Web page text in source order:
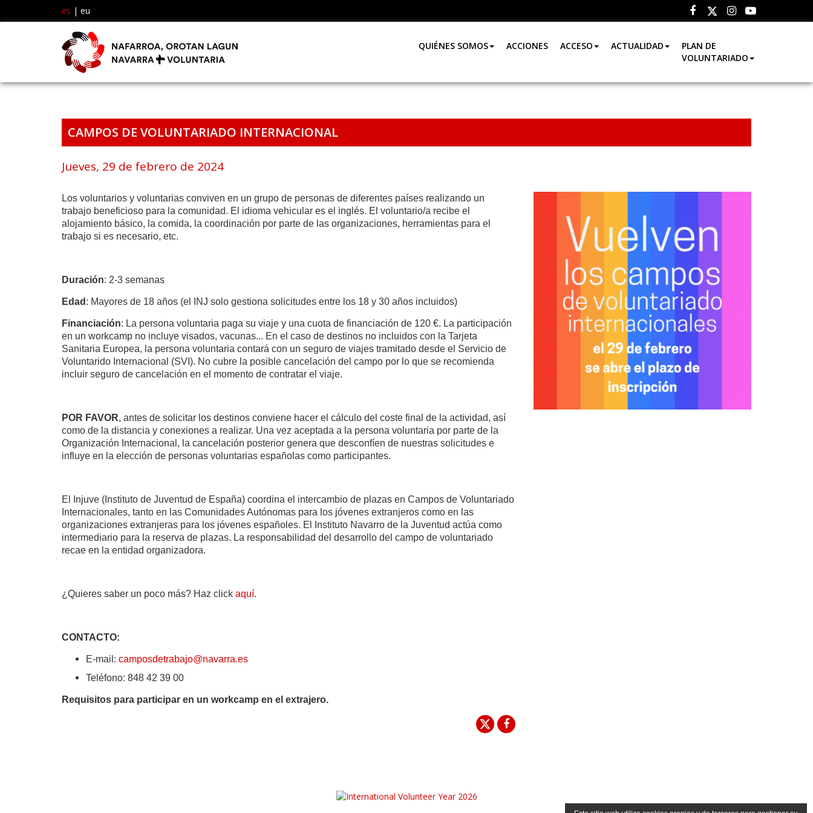
es | eu
Facebook
Twitter
Instagram
Youtube
QUIÉNES SOMOS ACCIONES ACCESO ACTUALIDAD
PLAN DE
VOLUNTARIADO
CAMPOS DE VOLUNTARIADO INTERNACIONAL
Jueves, 29 de febrero de 2024
Los voluntarios y voluntarias conviven en un grupo de personas de diferentes países realizando un
trabajo beneficioso para la comunidad. El idioma vehicular es el inglés. El voluntario/a recibe el
alojamiento básico, la comida, la coordinación por parte de las organizaciones, herramientas para el
trabajo si es necesario, etc.
Duración: 2-3 semanas
Edad : Mayores de 18 años (el INJ solo gestiona solicitudes entre los 18 y 30 años incluidos)
Financiación: La persona voluntaria paga su viaje y una cuota de financiación de 120 €. La participación
en un workcamp no incluye visados, vacunas... En el caso de destinos no incluidos con la Tarjeta
Sanitaria Europea, la persona voluntaria contará con un seguro de viajes tramitado desde el Servicio de
Voluntarido Internacional (SVI). No cubre la posible cancelación del campo por lo que se recomienda
incluir seguro de cancelación en el momento de contratar el viaje.
POR FAVOR, antes de solicitar los destinos conviene hacer el cálculo del coste final de la actividad, así
como de la distancia y conexiones a realizar. Una vez aceptada a la persona voluntaria por parte de la
Organización Internacional, la cancelación posterior genera que desconfíen de nuestras solicitudes e
influye en la elección de personas voluntarias españolas como participantes.
El Injuve (Instituto de Juventud de España) coordina el intercambio de plazas en Campos de Voluntariado
Internacionales, tanto en las Comunidades Autónomas para los jóvenes extranjeros como en las
organizaciones extranjeras para los jóvenes españoles. El Instituto Navarro de la Juventud actúa como
intermediario para la reserva de plazas. La responsabilidad del desarrollo del campo de voluntariado
recae en la entidad organizadora.
¿Quieres saber un poco más? Haz click aquí.
CONTACTO:
E-mail: camposdetrabajo@navarra.es
Teléfono: 848 42 39 00
Requisitos para participar en un workcamp en el extrajero.